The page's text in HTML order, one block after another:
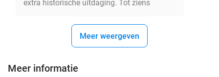
extra historische uitdaging. Tot ziens
Meer weergeven
Meer informatie